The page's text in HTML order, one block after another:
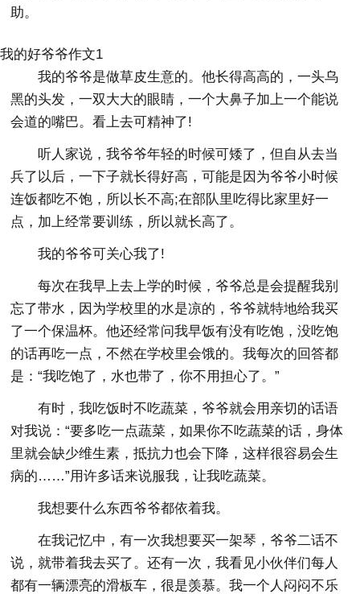
助。
我的好爷爷作文1
我的爷爷是做草皮生意的。他长得高高的，一头乌
黑的头发，一双大大的眼睛，一个大鼻子加上一个能说
会道的嘴巴。看上去可精神了!
听人家说，我爷爷年轻的时候可矮了，但自从去当
兵了以后，一下子就长得好高，可能是因为爷爷小时候
连饭都吃不饱，所以长不高;在部队里吃得比家里好一
点，加上经常要训练，所以就长高了。
我的爷爷可关心我了!
每次在我早上去上学的时候，爷爷总是会提醒我别
忘了带水，因为学校里的水是凉的，爷爷就特地给我买
了一个保温杯。他还经常问我早饭有没有吃饱，没吃饱
的话再吃一点，不然在学校里会饿的。我每次的回答都
是：“我吃饱了，水也带了，你不用担心了。”
有时，我吃饭时不吃蔬菜，爷爷就会用亲切的话语
对我说：“要多吃一点蔬菜，如果你不吃蔬菜的话，身体
里就会缺少维生素，抵抗力也会下降，这样很容易会生
病的……”用许多话来说服我，让我吃蔬菜。
我想要什么东西爷爷都依着我。
在我记忆中，有一次我想要买一架琴，爷爷二话不
说，就带着我去买了。还有一次，我看见小伙伴们每人
都有一辆漂亮的滑板车，很是羡慕。我一个人闷闷不乐